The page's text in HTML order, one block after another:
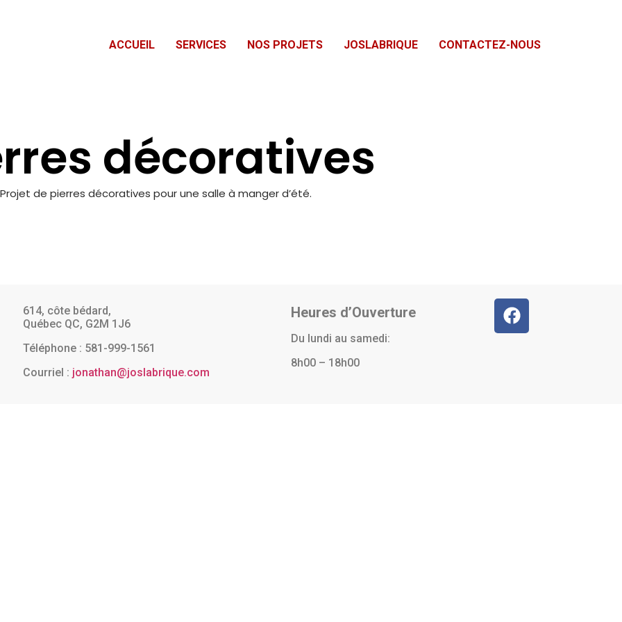
ACCUEIL SERVICES NOS PROJETS JOSLABRIQUE CONTACTEZ-NOUS
décoratives
Projet de pierres décoratives pour une salle à manger d’été.
614, côte bédard,
Québec QC, G2M 1J6
Téléphone : 581-999-1561
Courriel : jonathan@joslabrique.com
Heures d’Ouverture
Du lundi au samedi:
8h00 – 18h00